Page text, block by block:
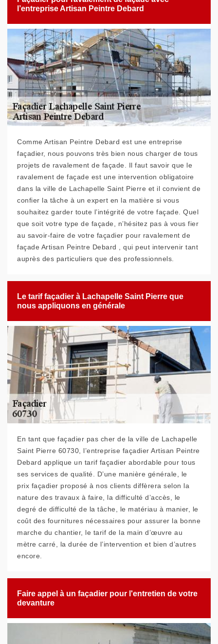
l’entreprise Artisan Peintre Debard
Comme Artisan Peintre Debard est une entreprise
façadier, nous pouvons très bien nous charger de tous
projets de ravalement de façade. Il faut savoir que le
ravalement de façade est une intervention obligatoire
dans la ville de Lachapelle Saint Pierre et il convient de
confier la tâche à un expert en la matière si vous
souhaitez garder toute l’intégrité de votre façade. Quel
que soit votre type de façade, n’hésitez pas à vous fier
au savoir-faire de votre façadier pour ravalement de
façade Artisan Peintre Debard , qui peut intervenir tant
auprès des particuliers que des professionnels.
Le tarif façadier à Lachapelle Saint Pierre que
nous appliquons en générale
En tant que façadier pas cher de la ville de Lachapelle
Saint Pierre 60730, l’entreprise façadier Artisan Peintre
Debard applique un tarif façadier abordable pour tous
ses services de qualité. D’une manière générale, le
prix façadier proposé à nos clients diffèrera selon la
nature des travaux à faire, la difficulté d’accès, le
degré de difficulté de la tâche, le matériau à manier, le
coût des fournitures nécessaires pour assurer la bonne
marche du chantier, le tarif de la main d’œuvre au
mètre carré, la durée de l’intervention et bien d’autres
encore.
Faire appel à un façadier pour l'entretien de votre
devanture